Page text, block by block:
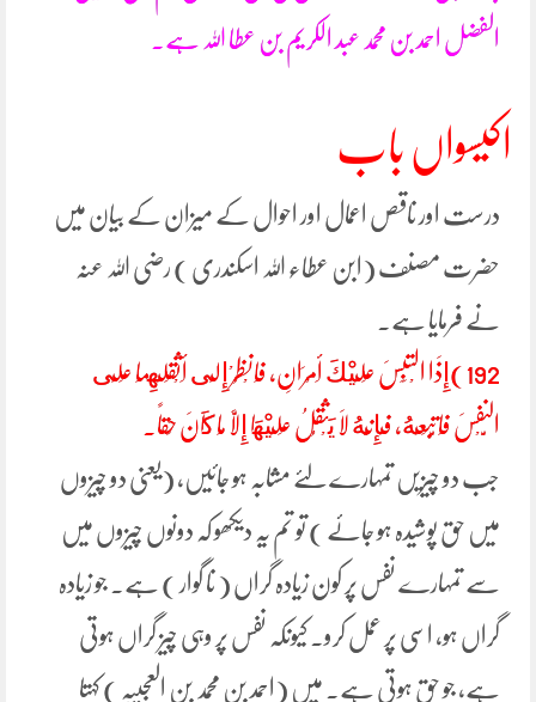
الفضل احمد بن محمد عبد الکریم بن عطا اللہ ہے۔
اکیسواں باب
درست اور ناقص اعمال اور احوال کے میزان کے بیان میں
حضرت مصنف (ابن عطاء اللہ اسکندری ) رضی اللہ عنہ
نے فرمایا ہے۔
192)إِذَا الْتَبَسَ عَلَيْكَ أَمْرَانِ، فَانْظُرْ إِلَى أَثْقَلِهِمَا عَلَى
النَّفْسَ فَاتَّبِعْهُ، فَإِنَّهُ لَا يَثْقُلُ عَلَيْهَا إِلَّا مَا كَانَ حَقاً.
جب دو چیزیں تمہارے لئے مشابہ ہو جائیں، (یعنی دو چیزوں
میں حق پوشیدہ ہو جائے ) تو تم یہ دیکھو کہ دونوں چیزوں میں
سے تمہارے نفس پر کون زیادہ گراں ( نا گوار ) ہے۔ جو زیادہ
گراں ہو، اسی پر عمل کرو۔ کیونکہ نفس پر وہی چیز گراں ہوتی
ہے، جو حق ہوتی ہے۔ میں (احمد بن محمد بن العجیبہ ) کہتا